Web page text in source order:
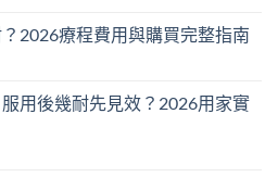
2026療程費用與購買完整指南
用後幾耐先見效？2026用家實